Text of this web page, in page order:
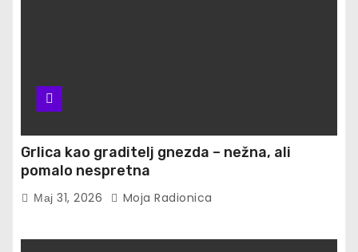
Grlica kao graditelj gnezda – nežna, ali
pomalo nespretna
Мај 31, 2026 Moja Radionica